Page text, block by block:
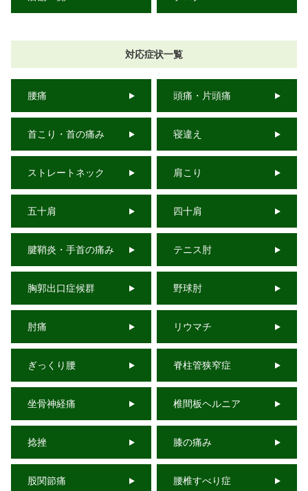
対応症状一覧
腰痛 頭痛・片頭痛
首こり・首の痛み 寝違え
ストレートネック 肩こり
五十肩 四十肩
腱鞘炎・手首の痛み テニス肘
胸郭出口症候群 野球肘
肘痛 リウマチ
ぎっくり腰 脊柱管狭窄症
坐骨神経痛 椎間板ヘルニア
捻挫 膝の痛み
股関節痛 腰椎すべり症